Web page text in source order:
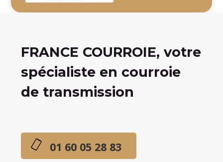
FRANCE COURROIE, votre
spécialiste en courroie
de transmission
01 60 05 28 83